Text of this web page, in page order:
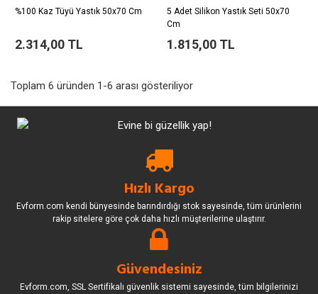
%100 Kaz Tüyü Yastık 50x70 Cm
2.314,00 TL
5 Adet Silikon Yastık Seti 50x70
Cm
1.815,00 TL
Toplam 6 üründen 1-6 arası gösteriliyor
Hızlı Kargo
Evform.com kendi bünyesinde barındırdığı stok sayesinde, tüm ürünlerini
rakip sitelere göre çok daha hızlı müşterilerine ulaştırır.
Güvendesiniz
Evform.com, SSL Sertifikalı güvenlik sistemi sayesinde, tüm bilgilerinizi